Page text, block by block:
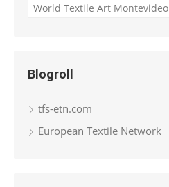
World Textile Art Montevideo
Blogroll
tfs-etn.com
European Textile Network